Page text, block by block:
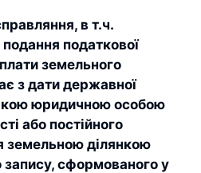
в т.ч.
податкової
земельного
з дати державної
юридичною особою
або постійного
земельною ділянкою
запису, сформованого у